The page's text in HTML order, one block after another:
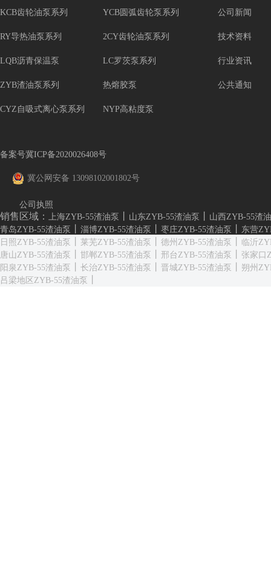
KCB齿轮油泵系列 YCB圆弧齿轮泵系列
RY导热油泵系列 2CY齿轮油泵系列
LQB沥青保温泵 LC罗茨泵系列
ZYB渣油泵系列 热熔胶泵
CYZ自吸式离心泵系列 NYP高粘度泵
备案号冀ICP备2020026408号
冀公网安备 13098102001802号
公司执照
公司新闻
技术资料
行业资讯
公共通知
销售区域： 上海ZYB-55渣油泵 山东ZYB-55渣油泵
山西ZYB-55渣
青岛ZYB-55渣油泵
淄博ZYB-55渣油泵 枣庄ZYB-55渣油泵
东营
日照ZYB-55渣油泵
莱芜ZYB-55渣油泵 德州ZYB-55渣油泵
临沂
唐山ZYB-55渣油泵
邯郸ZYB-55渣油泵 邢台ZYB-55渣油泵
张家口
阳泉ZYB-55渣油泵
长治ZYB-55渣油泵 晋城ZYB-55渣油泵
朔州
吕梁地区ZYB-55渣油泵